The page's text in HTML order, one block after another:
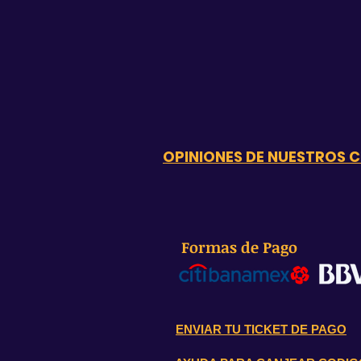
OPINIONES DE NUESTROS
Formas de Pago
ENVIAR TU TICKET DE PAGO